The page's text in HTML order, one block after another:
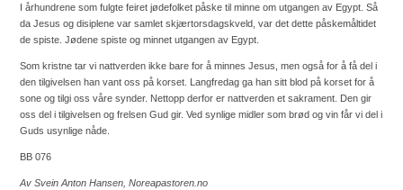
I århundrene som fulgte feiret jødefolket påske til minne om utgangen av Egypt. Så
da Jesus og disiplene var samlet skjærtorsdagskveld, var det dette påskemåltidet
de spiste. Jødene spiste og minnet utgangen av Egypt.
Som kristne tar vi nattverden ikke bare for å minnes Jesus, men også for å få del i
den tilgivelsen han vant oss på korset. Langfredag ga han sitt blod på korset for å
sone og tilgi oss våre synder. Nettopp derfor er nattverden et sakrament. Den gir
oss del i tilgivelsen og frelsen Gud gir. Ved synlige midler som brød og vin får vi del i
Guds usynlige nåde.
BB 076
Av Svein Anton Hansen, Noreapastoren.no